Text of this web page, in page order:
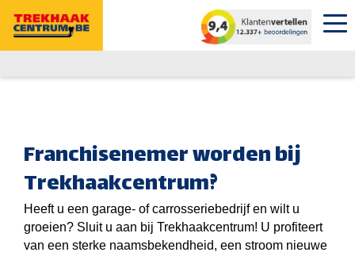
Franchisenemer worden bij
Trekhaakcentrum?
Heeft u een garage- of carrosseriebedrijf en wilt u
groeien? Sluit u aan bij Trekhaakcentrum! U profiteert
van een sterke naamsbekendheid, een stroom nieuwe